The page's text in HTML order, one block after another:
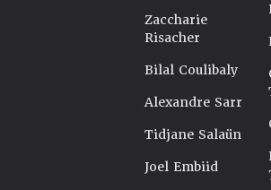
Zaccharie
Risacher
Bilal Coulibaly
Alexandre Sarr
Tidjane Salaün
Joel Embiid